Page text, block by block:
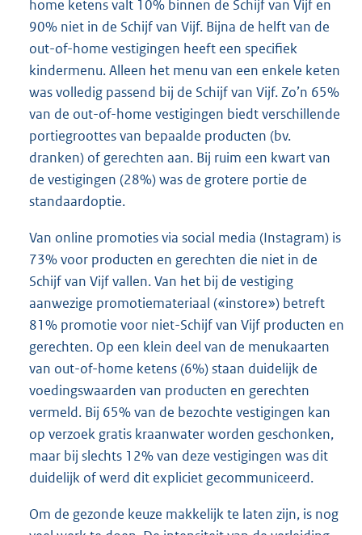
home ketens valt 10% binnen de Schijf van Vijf en
90% niet in de Schijf van Vijf. Bijna de helft van de
out-of-home vestigingen heeft een specifiek
kindermenu. Alleen het menu van een enkele keten
was volledig passend bij de Schijf van Vijf. Zo’n 65%
van de out-of-home vestigingen biedt verschillende
portiegroottes van bepaalde producten (bv.
dranken) of gerechten aan. Bij ruim een kwart van
de vestigingen (28%) was de grotere portie de
standaardoptie.
Van online promoties via social media (Instagram) is
73% voor producten en gerechten die niet in de
Schijf van Vijf vallen. Van het bij de vestiging
aanwezige promotiemateriaal («instore») betreft
81% promotie voor niet-Schijf van Vijf producten en
gerechten. Op een klein deel van de menukaarten
van out-of-home ketens (6%) staan duidelijk de
voedingswaarden van producten en gerechten
vermeld. Bij 65% van de bezochte vestigingen kan
op verzoek gratis kraanwater worden geschonken,
maar bij slechts 12% van deze vestigingen was dit
duidelijk of werd dit expliciet gecommuniceerd.
Om de gezonde keuze makkelijk te laten zijn, is nog